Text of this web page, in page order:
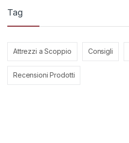
Tag
Attrezzi a Scoppio Consigli
Recensioni Prodotti